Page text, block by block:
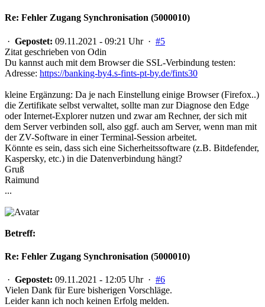
Re: Fehler Zugang Synchronisation (5000010)
· Gepostet: 09.11.2021 - 09:21 Uhr · #5
Zitat geschrieben von Odin
Du kannst auch mit dem Browser die SSL-Verbindung testen:
Adresse: https://banking-by4.s-fints-pt-by.de/fints30
kleine Ergänzung: Da je nach Einstellung einige Browser (Firefox..)
die Zertifikate selbst verwaltet, sollte man zur Diagnose den Edge
oder Internet-Explorer nutzen und zwar am Rechner, der sich mit
dem Server verbinden soll, also ggf. auch am Server, wenn man mit
der ZV-Software in einer Terminal-Session arbeitet.
Könnte es sein, dass sich eine Sicherheitssoftware (z.B. Bitdefender,
Kaspersky, etc.) in die Datenverbindung hängt?
Gruß
Raimund
...
Betreff:
Re: Fehler Zugang Synchronisation (5000010)
· Gepostet: 09.11.2021 - 12:05 Uhr · #6
Vielen Dank für Eure bisherigen Vorschläge.
Leider kann ich noch keinen Erfolg melden.